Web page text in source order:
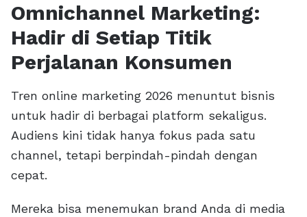
Omnichannel Marketing:
Hadir di Setiap Titik
Perjalanan Konsumen
Tren online marketing 2026 menuntut bisnis
untuk hadir di berbagai platform sekaligus.
Audiens kini tidak hanya fokus pada satu
channel, tetapi berpindah-pindah dengan
cepat.
Mereka bisa menemukan brand Anda di media